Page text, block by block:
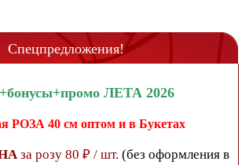
Спецпредложения!
ЛЕТА 2026
РОЗА 40 смоптом и в Букетах
за розу 80 ₽ / шт. (без оформления в